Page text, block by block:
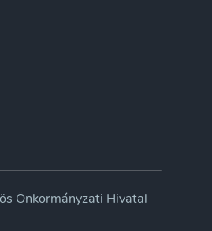
Önkormányzati Hivatal